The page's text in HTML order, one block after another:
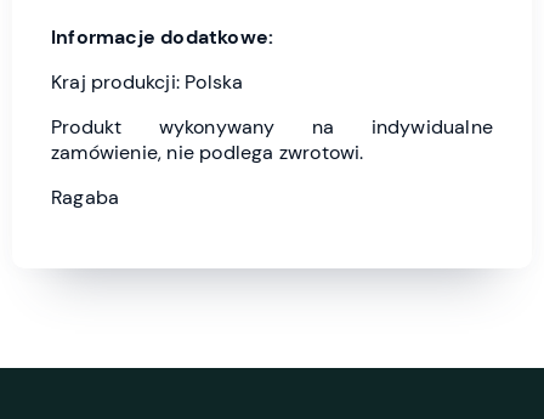
Informacje dodatkowe:
Kraj produkcji: Polska
Produkt wykonywany na indywidualne
zamówienie, nie podlega zwrotowi.
Ragaba